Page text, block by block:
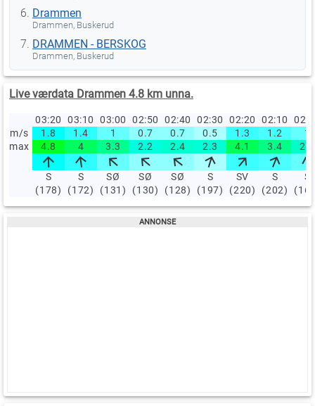
Drammen
Drammen, Buskerud
DRAMMEN - BERSKOG
Drammen, Buskerud
Live værdata Drammen 4.8 km unna.
03:20 03:10 03:00 02:50 02:40 02:30 02:20 02:10
m/s
1.8 1.4 1 0.7 0.7 0.5 1.3 1.2
1
max
4.8 4 3.3 2.2 2.4 2.3 4.1 3.4 2.5
S
(178)
S
(172)
SØ
(131)
SØ
(130)
SØ
(128)
S
(197)
SV
(220)
S
(202)
S